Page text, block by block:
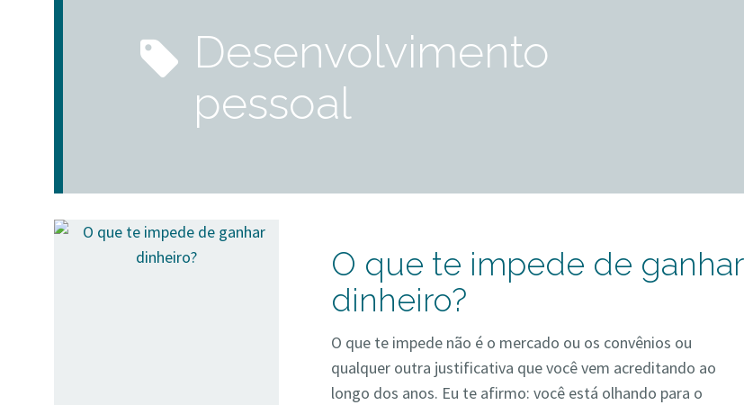
desenvolvimento
pessoal
O que te impede de ganhar
dinheiro?
O que te impede não é o mercado ou os convênios ou
qualquer outra justificativa que você vem acreditando ao
longo dos anos. Eu te afirmo: você está olhando para o